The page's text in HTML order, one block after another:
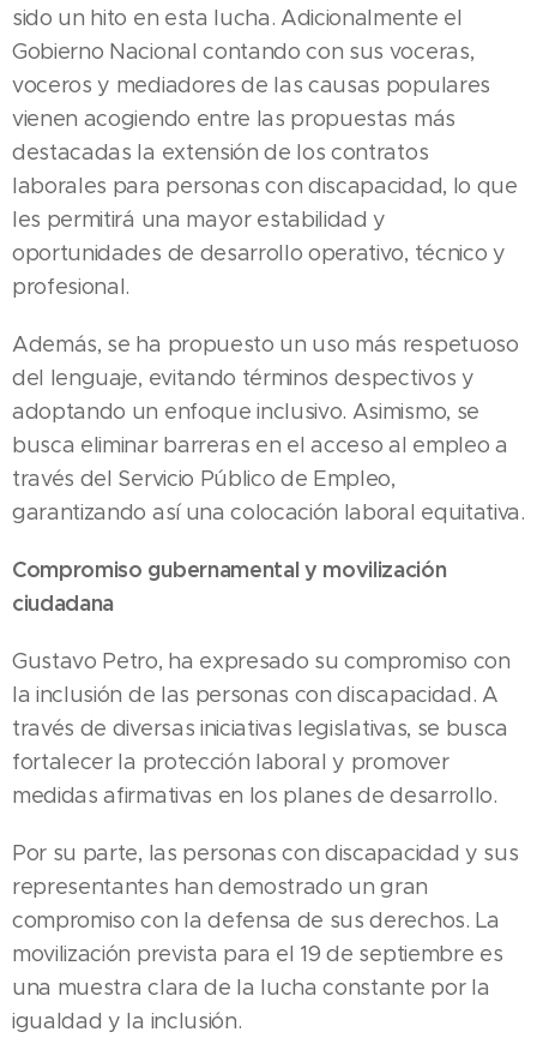
sido un hito en esta lucha. Adicionalmente el
Gobierno Nacional contando con sus voceras,
voceros y mediadores de las causas populares
vienen acogiendo entre las propuestas más
destacadas la extensión de los contratos
laborales para personas con discapacidad, lo que
les permitirá una mayor estabilidad y
oportunidades de desarrollo operativo, técnico y
profesional.
Además, se ha propuesto un uso más respetuoso
del lenguaje, evitando términos despectivos y
adoptando un enfoque inclusivo. Asimismo, se
busca eliminar barreras en el acceso al empleo a
través del Servicio Público de Empleo,
garantizando así una colocación laboral equitativa.
Compromiso gubernamental y movilización
ciudadana
Gustavo Petro, ha expresado su compromiso con
la inclusión de las personas con discapacidad. A
través de diversas iniciativas legislativas, se busca
fortalecer la protección laboral y promover
medidas afirmativas en los planes de desarrollo.
Por su parte, las personas con discapacidad y sus
representantes han demostrado un gran
compromiso con la defensa de sus derechos. La
movilización prevista para el 19 de septiembre es
una muestra clara de la lucha constante por la
igualdad y la inclusión.